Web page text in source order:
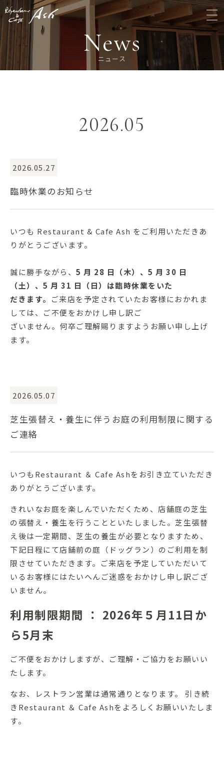
News
ニュース
2026.05
2026.05.27
臨時休業のお知らせ
いつも Restaurant & Cafe Ash をご利用いただきあ
りがとうございます。
誠に勝手ながら、 5 月 28 日（木）、5 月 30 日
（土）、5 月 31 日（日）は臨時休業をいた
だきます。
ご来店を予定されていたお客様におかれま
しては、ご不便をおかけし申し訳ご
ざいません。何卒ご理解賜りますようお願い申し上げ
ます。
2026.05.07
芝生張替え・養生に伴うお庭の利用制限に関する
ご連絡
いつもRestaurant ＆ Cafe Ashをお引き立ていただき
ありがとうございます。
きれいなお庭を楽しんでいただくため、店舗庭の芝生
の張替え・養生を行うことといたしました。芝生張替
え後は一定期間、芝生の養生が必要となりますため、
下記日程にて店舗前の庭（ドッグラン）のご利用を制
限させていただきます。ご来店を予定していただいて
いるお客様にはたいへんご迷惑をおかけし申し訳ござ
いません。
利用制限期間 ： 2026年５月11日か
ら5月末
ご不便をおかけしますが、ご理解・ご協力をお願いい
たします。
なお、レストラン営業は通常通りとなります。 引き続
きRestaurant ＆ Cafe Ashをよろしくお願いいたしま
す。